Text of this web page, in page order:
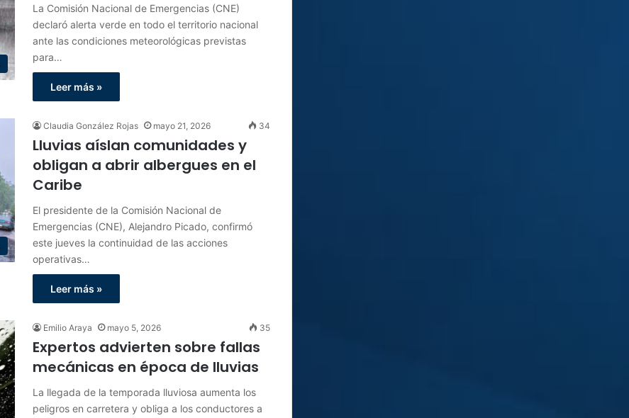
La Comisión Nacional de Emergencias (CNE)
declaró alerta verde en todo el territorio nacional
ante las condiciones meteorológicas previstas
para…
Leer más »
Claudia González Rojas mayo 21, 2026 34
Lluvias aíslan comunidades y
obligan a abrir albergues en el
Caribe
El presidente de la Comisión Nacional de
Emergencias (CNE), Alejandro Picado, confirmó
este jueves la continuidad de las acciones
operativas…
Leer más »
Emilio Araya mayo 5, 2026 35
Expertos advierten sobre fallas
mecánicas en época de lluvias
La llegada de la temporada lluviosa aumenta los
peligros en carretera y obliga a los conductores a